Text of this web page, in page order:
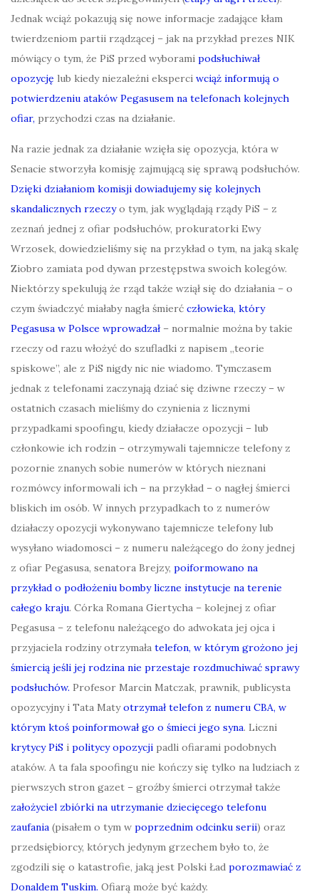
Jednak wciąż pokazują się nowe informacje zadające kłam
twierdzeniom partii rządzącej – jak na przykład prezes NIK
mówiący o tym, że PiS przed wyborami podsłuchiwał
opozycję lub kiedy niezależni eksperci wciąż informują o
potwierdzeniu ataków Pegasusem na telefonach kolejnych
ofiar, przychodzi czas na działanie.
Na razie jednak za działanie wzięła się opozycja, która w
Senacie stworzyła komisję zajmującą się sprawą podsłuchów.
Dzięki działaniom komisji dowiadujemy się kolejnych
skandalicznych rzeczyo tym, jak wyglądają rządy PiS – z
zeznań jednej z ofiar podsłuchów, prokuratorki Ewy
Wrzosek, dowiedzieliśmy się na przykład o tym, na jaką skalę
Ziobro zamiata pod dywan przestępstwa swoich kolegów.
Niektórzy spekulują że rząd także wziął się do działania – o
czym świadczyć miałaby nagła śmierć człowieka, który
Pegasusa w Polsce wprowadzał– normalnie można by takie
rzeczy od razu włożyć do szufladki z napisem „teorie
spiskowe”, ale z PiS nigdy nic nie wiadomo. Tymczasem
jednak z telefonami zaczynają dziać się dziwne rzeczy – w
ostatnich czasach mieliśmy do czynienia z licznymi
przypadkami spoofingu, kiedy działacze opozycji – lub
członkowie ich rodzin – otrzymywali tajemnicze telefony z
pozornie znanych sobie numerów w których nieznani
rozmówcy informowali ich – na przykład – o nagłej śmierci
bliskich im osób. W innych przypadkach to z numerów
działaczy opozycji wykonywano tajemnicze telefony lub
wysyłano wiadomosci – z numeru należącego do żony jednej
z ofiar Pegasusa, senatora Brejzy, poiformowano na
przykład o podłożeniu bomby liczne instytucje na terenie
całego kraju. Córka Romana Giertycha – kolejnej z ofiar
Pegasusa – z telefonu należącego do adwokata jej ojca i
przyjaciela rodziny otrzymała telefon, w którym grożono jej
śmiercią jeśli jej rodzina nie przestaje rozdmuchiwać sprawy
podsłuchów. Profesor Marcin Matczak, prawnik, publicysta
opozycyjny i Tata Matyotrzymał telefon z numeru CBA, w
którym ktoś poinformował go o śmieci jego syna. Liczni
krytycy PiS i politycy opozycji padli ofiarami podobnych
ataków. A ta fala spoofingu nie kończy się tylko na ludziach z
pierwszych stron gazet – groźby śmierci otrzymał także
założyciel zbiórki na utrzymanie dziecięcego telefonu
zaufania (pisałem o tym w poprzednim odcinku serii) oraz
przedsiębiorcy, których jedynym grzechem było to, że
zgodzili się o katastrofie, jaką jest Polski Ład porozmawiać z
Donaldem Tuskim. Ofiarą może być każdy.